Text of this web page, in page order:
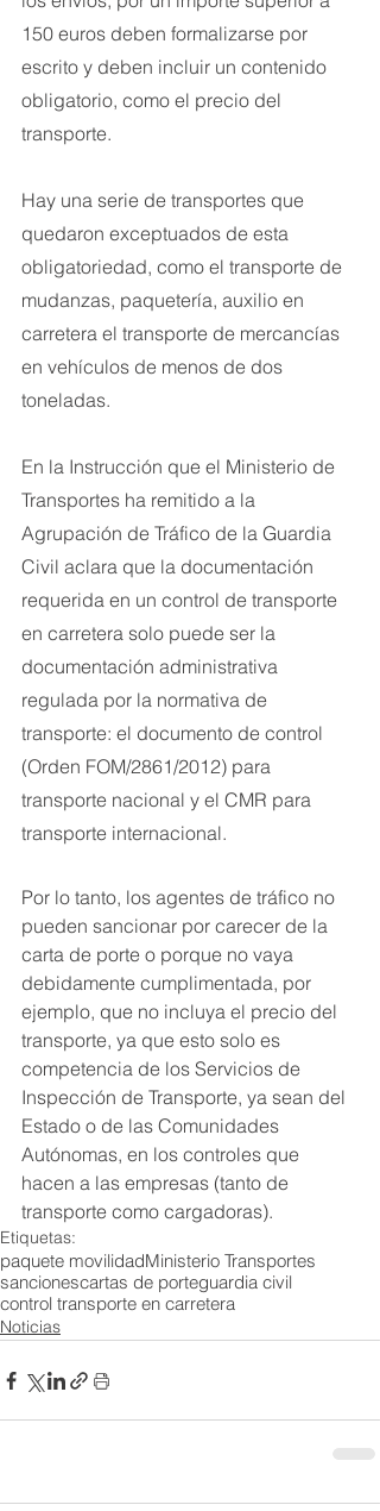
150 euros deben formalizarse por
escrito y deben incluir un contenido
obligatorio, como el precio del
transporte.
Hay una serie de transportes que
quedaron exceptuados de esta
obligatoriedad, como el transporte de
mudanzas, paquetería, auxilio en
carretera el transporte de mercancías
en vehículos de menos de dos
toneladas.
En la Instrucción que el Ministerio de
Transportes ha remitido a la
Agrupación de Tráfico de la Guardia
Civil aclara que la documentación
requerida en un control de transporte
en carretera solo puede ser la
documentación administrativa
regulada por la normativa de
transporte: el documento de control
(Orden FOM/2861/2012) para
transporte nacional y el CMR para
transporte internacional.
Por lo tanto, los agentes de tráfico no
pueden sancionar por carecer de la
carta de porte o porque no vaya
debidamente cumplimentada, por
ejemplo, que no incluya el precio del
transporte, ya que esto solo es
competencia de los Servicios de
Inspección de Transporte, ya sean del
Estado o de las Comunidades
Autónomas, en los controles que
hacen a las empresas (tanto de
transporte como cargadoras).
Etiquetas:
paquete movilidadMinisterio Transportes
sancionescartas de porteguardia civil
control transporte en carretera
Noticias